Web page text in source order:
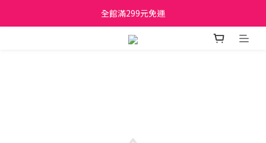
日立家電、國際牌 原廠管制價格 私訊優惠價
全館滿299元免運
日立家電、國際牌 原廠管制價格 私訊優惠價